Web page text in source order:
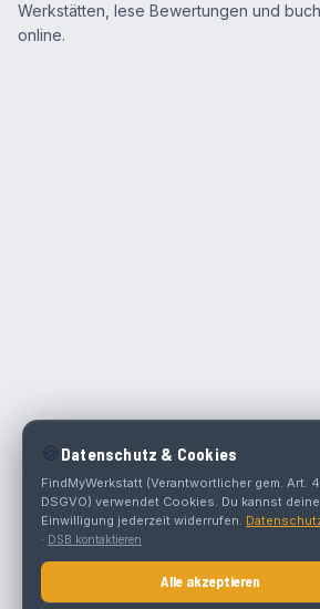
Werkstätten, lese Bewertungen und
online.
🍪 Datenschutz & Cookies
FindMyWerkstatt (Verantwortlicher gem. Art. 4
DSGVO) verwendet Cookies. Du kannst deine
Einwilligung jederzeit widerrufen.
· DSB kontaktieren
Alle akzeptieren